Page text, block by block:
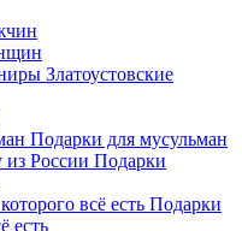
Златоустовские
Подарки для мусульман
Подарки
Подарки
есть